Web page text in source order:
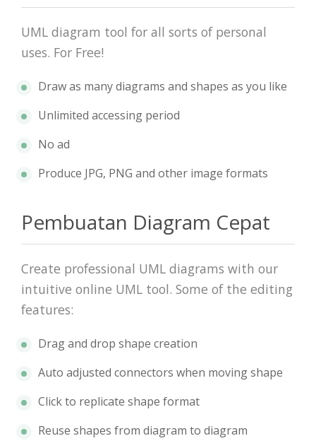
UML diagram tool for all sorts of personal
uses. For Free!
Draw as many diagrams and shapes as you like
Unlimited accessing period
No ad
Produce JPG, PNG and other image formats
Pembuatan Diagram Cepat
Create professional UML diagrams with our
intuitive online UML tool. Some of the editing
features:
Drag and drop shape creation
Auto adjusted connectors when moving shape
Click to replicate shape format
Reuse shapes from diagram to diagram